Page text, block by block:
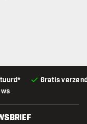
Gratis
niet beschikbaar